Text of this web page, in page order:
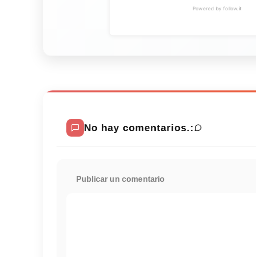
Powered by follow.it
No hay comentarios.:
Publicar un comentario